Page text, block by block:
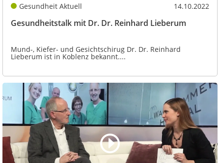
Gesundheit Aktuell 14.10.2022
Gesundheitstalk mit Dr. Dr. Reinhard Lieberum
Mund-, Kiefer- und Gesichtschirug Dr. Dr. Reinhard
Lieberum ist in Koblenz bekannt....